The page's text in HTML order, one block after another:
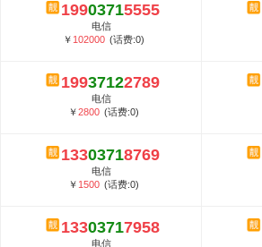
19903715555
电信
￥ 102000 (话费:0)
19937122789
电信
￥2800 (话费:0)
13303718769
电信
￥ 1500 (话费:0)
13303717958
电信